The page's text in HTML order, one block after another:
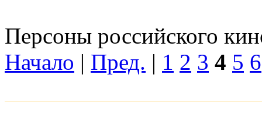
Персоны российского
Начало | Пред. | 1 2 3 4 5 6